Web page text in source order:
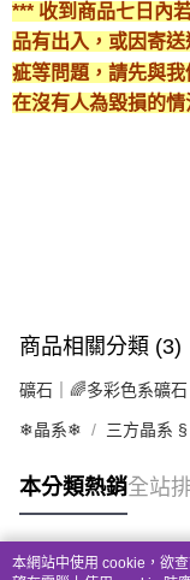
*** 收到商品七日內
品有出入，或因寄
疵等問題，請先與
在沒有人為毀損的情
商品相關分類 (3)
礦石｜🌈多彩色系礦石
❄晶系❄ 三方晶系
本分類熱銷全站
本網站中使用 cookie，欲